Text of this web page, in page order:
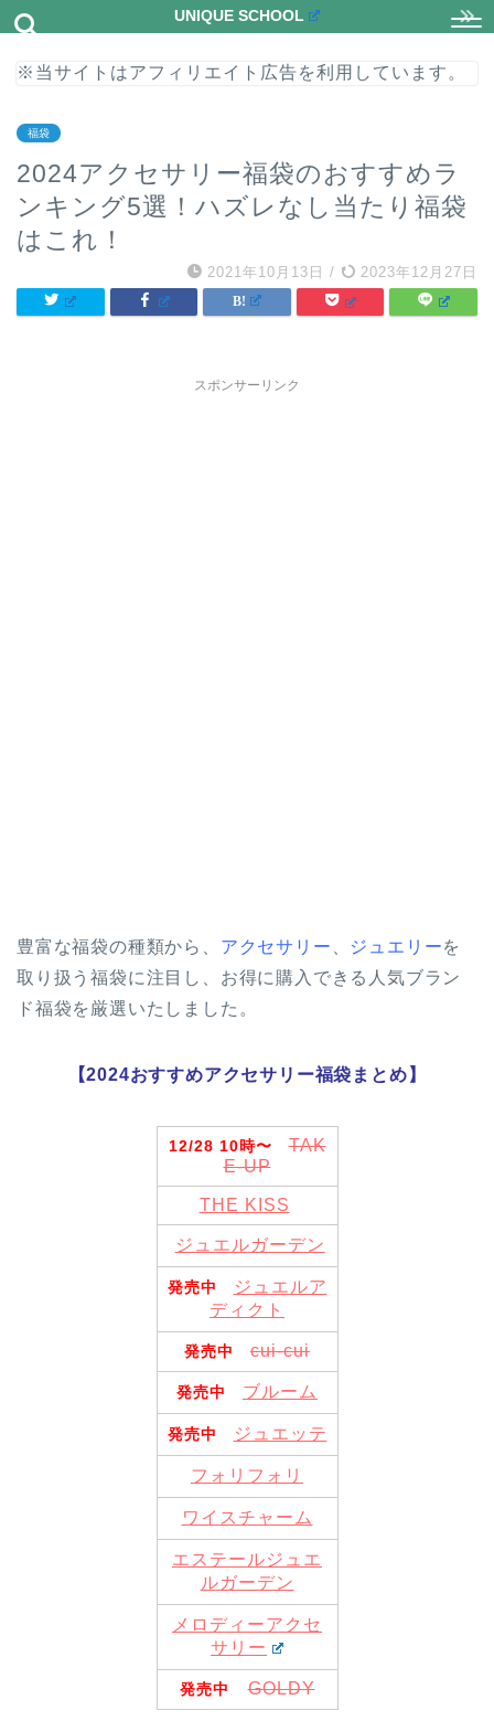
UNIQUE SCHOOL
※当サイトはアフィリエイト広告を利用しています。
福袋
2024アクセサリー福袋のおすすめラ
ンキング5選！ハズレなし当たり福袋
はこれ！
2021年10月13日 / 2023年12月27日
スポンサーリンク
豊富な福袋の種類から、 アクセサリー ジュエリーを
取り扱う福袋に注目し、お得に購入できる人気ブラン
ド福袋を厳選いたしました。
【2024おすすめアクセサリー福袋まとめ】
12/28 10時〜TAK
E-UP
THE KISS
ジュエルガーデン
発売中
ジュエルア
ディクト
発売中 cui-cui
発売中 ブルーム
発売中 ジュエッテ
フォリフォリ
ワイスチャーム
エステールジュエ
ルガーデン
メロディーアクセ
サリー
発売中 GOLDY